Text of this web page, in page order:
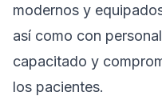
modernos y
así como con
capacitado y
los pacientes.